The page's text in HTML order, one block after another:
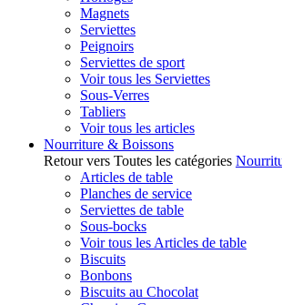
Magnets
Serviettes
Peignoirs
Serviettes de sport
Voir tous les Serviettes
Sous-Verres
Tabliers
Voir tous les articles
Nourriture & Boissons
Retour vers Toutes les catégories
Articles de table
Planches de service
Serviettes de table
Sous-bocks
Voir tous les Articles de table
Biscuits
Bonbons
Biscuits au Chocolat